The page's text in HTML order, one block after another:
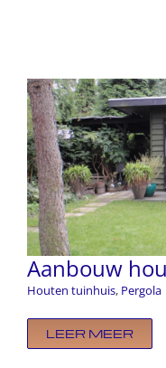
Aanbouw
Houten tuinhuis, Pergola
LEER MEER